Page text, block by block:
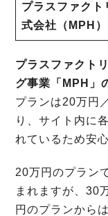
プラスファクト
式会社（MPH）
プラスファクト
グ事業「MPH」
プランは20万円
り、サイト内に
れているため安心
20万円のプラン
まれますが、30
円のプランから